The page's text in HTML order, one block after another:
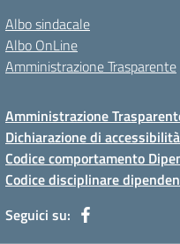
Albo sindacale
Albo OnLine
Amministrazione Trasparente
Amministrazione
Dichiarazione di accessibilità
Codice comportamento
Codice disciplinare
Seguici su: